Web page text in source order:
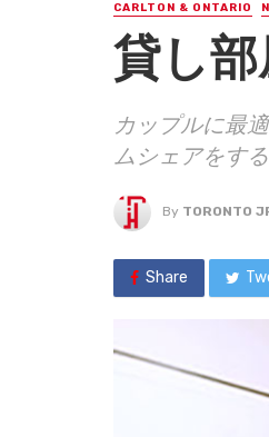
CARLTON & ONTARIO
貸し
カップルに最
ムシェアをす
By TORONTO
Share